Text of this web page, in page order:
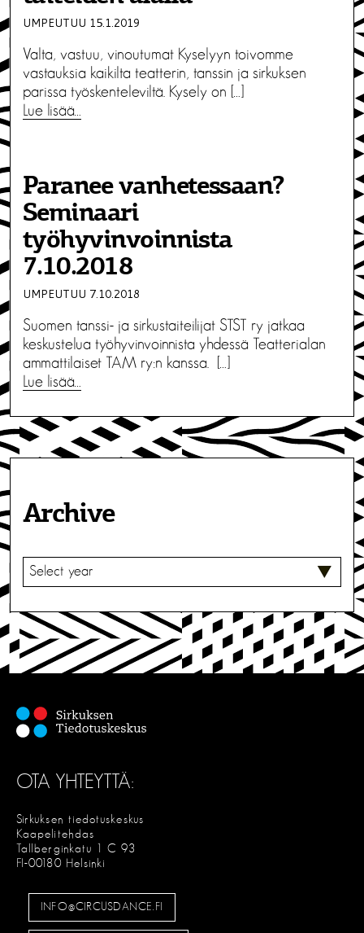
UMPEUTUU 15.1.2019
Valta, vastuu, vinoutumat Kyselyyn toivomme
vastauksia kaikilta teatterin, tanssin ja sirkuksen
parissa työskenteleviltä. Kysely on […]
Lue lisää…
Paranee vanhetessaan?
Seminaari
työhyvinvoinnista
7.10.2018
UMPEUTUU 7.10.2018
Suomen tanssi- ja sirkustaiteilijat STST ry jatkaa
keskustelua työhyvinvoinnista yhdessä Teatterialan
ammattilaiset TAM ry:n kanssa. […]
Lue lisää…
Archive
V
I
T
S
E
OTA YHTEYTTÄ:
Sirkuksen tiedotuskeskus
Kaapelitehdas
Tallberginkatu 1 C 93
FI-00180 Helsinki
INFO@CIRCUSDANCE.FI